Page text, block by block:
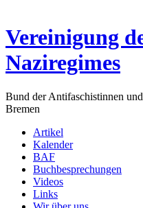
Vereinigung
Naziregimes
Bund der Antifaschistinnen
Bremen
Artikel
Kalender
BAF
Buchbesprechungen
Videos
Links